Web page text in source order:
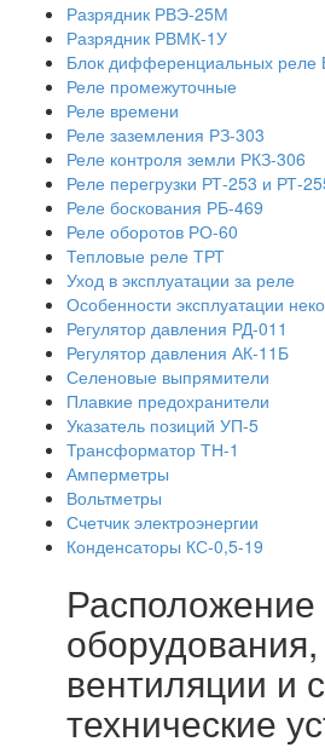
Разрядник РВЭ-25М
Разрядник РВМК-1У
Блок дифференциальных реле
Реле промежуточные
Реле времени
Реле заземления РЗ-303
Реле контроля земли РКЗ-306
Реле перегрузки РТ-253 и РТ-
Реле боскования РБ-469
Реле оборотов РО-60
Тепловые реле ТРТ
Уход в эксплуатации за реле
Особенности эксплуатации
Регулятор давления РД-011
Регулятор давления АК-11Б
Селеновые выпрямители
Плавкие предохранители
Указатель позиций УП-5
Трансформатор ТН-1
Амперметры
Вольтметры
Счетчик электроэнергии
Конденсаторы КС-0,5-19
Расположение
вентиляции и
технические